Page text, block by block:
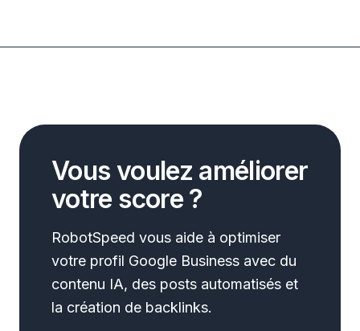
Vous voulez améliorer
votre score ?
RobotSpeed vous aide à optimiser
votre profil Google Business avec du
contenu IA, des posts automatisés et
la création de backlinks.